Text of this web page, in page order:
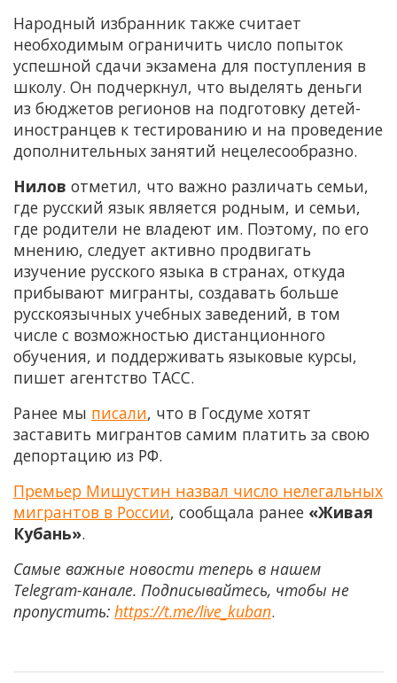
Народный избранник также считает
необходимым ограничить число попыток
успешной сдачи экзамена для поступления в
школу. Он подчеркнул, что выделять деньги
из бюджетов регионов на подготовку детей-
иностранцев к тестированию и на проведение
дополнительных занятий нецелесообразно.
Нилов отметил, что важно различать семьи,
где русский язык является родным, и семьи,
где родители не владеют им. Поэтому, по его
мнению, следует активно продвигать
изучение русского языка в странах, откуда
прибывают мигранты, создавать больше
русскоязычных учебных заведений, в том
числе с возможностью дистанционного
обучения, и поддерживать языковые курсы,
пишет агентство ТАСС.
Ранее мы писали, что в Госдуме хотят
заставить мигрантов самим платить за свою
депортацию из РФ.
Премьер Мишустин назвал число нелегальных
мигрантов в России, сообщала ранее «Живая
Кубань».
Самые важные новости теперь в нашем
Telegram-канале. Подписывайтесь, чтобы не
пропустить: https://t.me/live_kuban.